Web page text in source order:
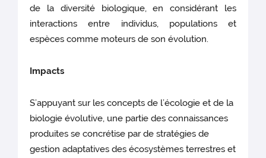
de la diversité biologique, en considérant les
interactions entre individus, populations et
espèces comme moteurs de son évolution.
Impacts
S’appuyant sur les concepts de l’écologie et de la
biologie évolutive, une partie des connaissances
produites se concrétise par de stratégies de
gestion adaptatives des écosystèmes terrestres et